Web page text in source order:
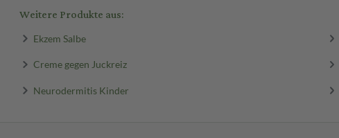
Weitere Produkte aus:
Ekzem Salbe
Creme gegen Juckreiz
Neurodermitis Kinder